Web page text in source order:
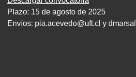
Plazo: 15 de agosto de 2025
Envíos: pia.acevedo@uft.cl y